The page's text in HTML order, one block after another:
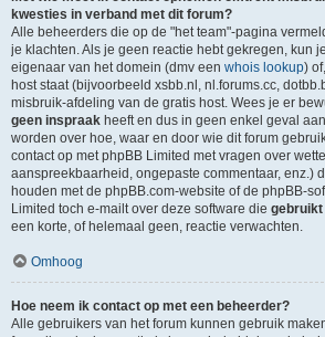
kwesties in verband met dit forum?
Alle beheerders die op de "het team"-pagina
je klachten. Als je geen reactie hebt gekregen, kun
eigenaar van het domein (dmv een whois lookup)
host staat (bijvoorbeeld xsbb.nl, nl.forums.cc,
misbruik-afdeling van de gratis host. Wees je er
geen inspraak heeft en dus in geen enkel geval
worden over hoe, waar en door wie dit forum
contact op met phpBB Limited met vragen over
aanspreekbaarheid, ongepaste commentaar, enz.)
houden met de phpBB.com-website of de phpBB-
Limited toch e-mailt over deze software die gebruikt
een korte, of helemaal geen, reactie verwachten.
Omhoog
Hoe neem ik contact op met een beheerder?
Alle gebruikers van het forum kunnen gebruik